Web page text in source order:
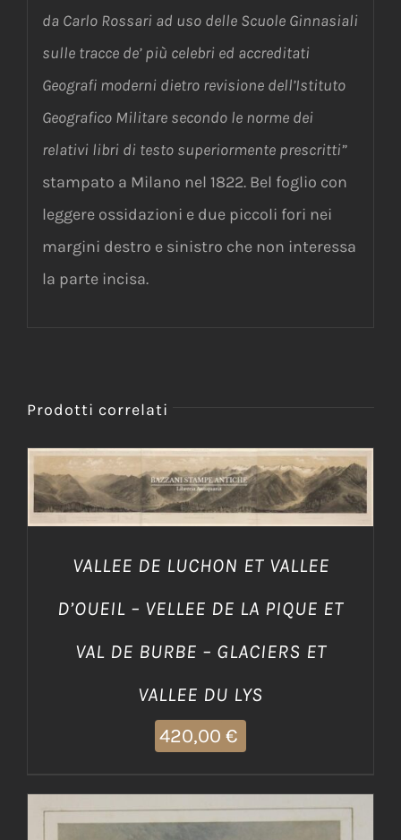
da Carlo Rossari ad uso delle Scuole Ginnasiali
sulle tracce de’ più celebri ed accreditati
Geografi moderni dietro revisione dell’Istituto
Geografico Militare secondo le norme dei
relativi libri di testo superiormente prescritti”
stampato a Milano nel 1822. Bel foglio con
leggere ossidazioni e due piccoli fori nei
margini destro e sinistro che non interessa
la parte incisa.
Prodotti correlati
AGGIUNGI AL CARRELLO / DETTAGLI
VALLEE DE LUCHON ET VALLEE
D’OUEIL – VELLEE DE LA PIQUE ET
VAL DE BURBE – GLACIERS ET
VALLEE DU LYS
420,00 €